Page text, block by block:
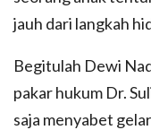
jauh dari langkah
Begitulah Dewi
pakar hukum Dr.
saja menyabet